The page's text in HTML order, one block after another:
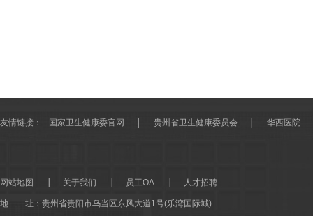
友情链接： 国家卫生健康委官网 贵州省卫生健康委员会 华西医院
网站地图 关于我们 员工OA 人才招聘
地 址： 贵州省贵阳市乌当区东风大道1号(乐湾国际城)